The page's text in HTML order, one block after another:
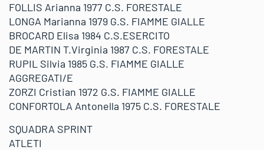
FOLLIS Arianna 1977 C.S. FORESTALE
LONGA Marianna 1979 G.S. FIAMME GIALLE
BROCARD Elisa 1984 C.S.ESERCITO
DE MARTIN T.Virginia 1987 C.S. FORESTALE
RUPIL Silvia 1985 G.S. FIAMME GIALLE
AGGREGATI/E
ZORZI Cristian 1972 G.S. FIAMME GIALLE
CONFORTOLA Antonella 1975 C.S. FORESTALE
SQUADRA SPRINT
ATLETI